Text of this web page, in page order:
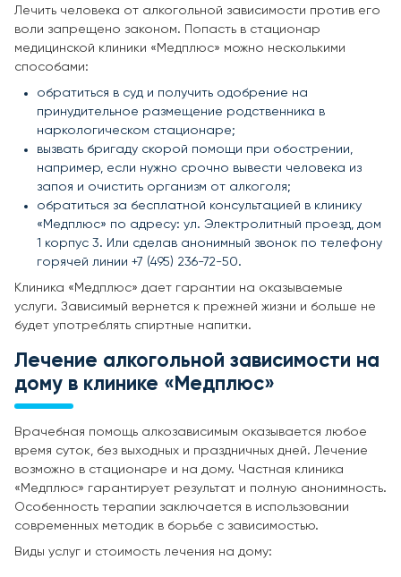
Лечить человека от алкогольной зависимости против его
воли запрещено законом. Попасть в стационар
медицинской клиники «Медплюс» можно несколькими
способами:
обратиться в суд и получить одобрение на
принудительное размещение родственника в
наркологическом стационаре;
вызвать бригаду скорой помощи при обострении,
например, если нужно срочно вывести человека из
запоя и очистить организм от алкоголя;
обратиться за бесплатной консультацией в клинику
«Медплюс» по адресу: ул. Электролитный проезд, дом
1 корпус 3. Или сделав анонимный звонок по телефону
горячей линии +7 (495) 236-72-50.
Клиника «Медплюс» дает гарантии на оказываемые
услуги. Зависимый вернется к прежней жизни и больше не
будет употреблять спиртные напитки.
Лечение алкогольной зависимости на
дому в клинике «Медплюс»
Врачебная помощь алкозависимым оказывается любое
время суток, без выходных и праздничных дней. Лечение
возможно в стационаре и на дому. Частная клиника
«Медплюс» гарантирует результат и полную анонимность.
Особенность терапии заключается в использовании
современных методик в борьбе с зависимостью.
Виды услуг и стоимость лечения на дому: